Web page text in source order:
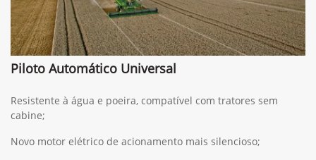
Piloto Automático Universal
Resistente à água e poeira, compatível com tratores sem
cabine;
Novo motor elétrico de acionamento mais silencioso;